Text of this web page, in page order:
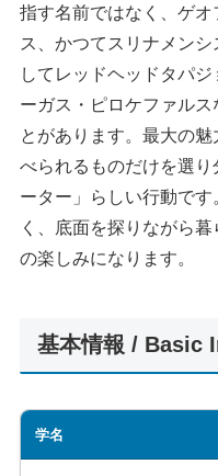
指す名前ではなく、ゲ
ス、かつてスリナメン
してレッドヘッドタパ
ーガス・ピロケファル
とがあります。最大の
べられるものだけを選
ーター」らしい行動で
く、底面を探りながら
の楽しみになります。
基本情報 / Basic
学名